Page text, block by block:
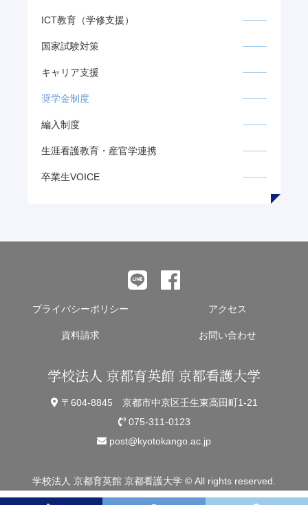
ICT教育（学修支援）
国家試験対策
キャリア支援
奨学金制度
編入制度
生涯看護教育・ 産官学連携
卒業生VOICE
プライバシーポリシー アクセス
資料請求 お問い合わせ
学校法人 京都育英館 京都看護大学
〒604-8845 京都市中京区壬生東高田町1-21
075-311-0123
post@kyotokango.ac.jp
学校法人 京都育英館 京都看護大学 © All rights reserved.